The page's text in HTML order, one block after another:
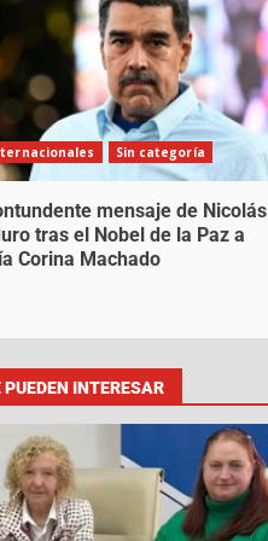
Sin categoría
mensaje de Nicolás
tras el Nobel de la Paz a
Corina Machado
PUEDEN INTERESAR